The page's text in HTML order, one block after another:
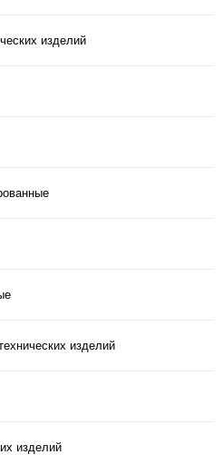
изделий
изделий
изделий